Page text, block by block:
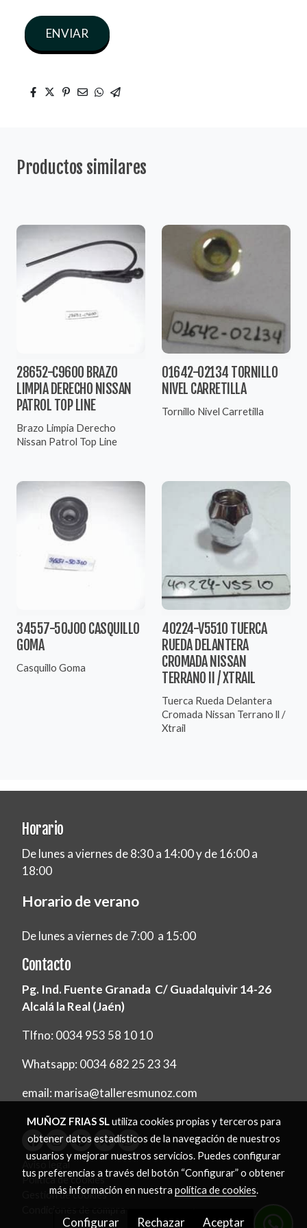
ENVIAR
Productos similares
28652-C9600 BRAZO
LIMPIA DERECHO NISSAN
PATROL TOP LINE
Brazo Limpia Derecho
Nissan Patrol Top Line
01642-02134 TORNILLO
NIVEL CARRETILLA
Tornillo Nivel Carretilla
34557-50J00 CASQUILLO
GOMA
Casquillo Goma
40224-V5510 TUERCA
RUEDA DELANTERA
CROMADA NISSAN
TERRANO II / XTRAIL
Tuerca Rueda Delantera
Cromada Nissan Terrano ll /
Xtrail
Horario
De lunes a viernes de 8:30 a 14:00 y de 16:00 a
18:00
Horario de verano
De lunes a viernes de 7:00 a 15:00
Contacto
Pg. Ind. Fuente Granada C/ Guadalquivir 14-26
Alcalá la Real (Jaén)
Tlfno: 0034 953 58 10 10
Whatsapp: 0034 682 25 23 34
email: marisa@talleresmunoz.com
Aviso legal
Política de cookies
Gestión de cookies
MUÑOZ FRIAS SLutiliza cookies propias y terceros para
obtener datos estadísticos de la navegación de nuestros
usuarios y mejorar nuestros servicios. Puedes configurar
tus preferencias a través del botón “Configurar” o obtener
más información en nuestra política de cookies.
Configurar Rechazar Aceptar